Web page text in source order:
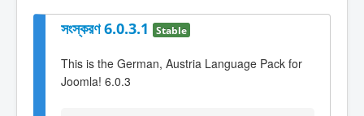
সংস্করণ 6.0.3.1 Stable
This is the German, Austria Language Pack for
Joomla! 6.0.3